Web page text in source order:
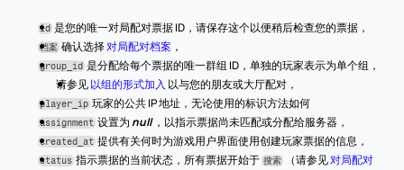
id 是您的唯一对局配对票据 ID，请保存这个以便稍后检查您的票据，
档案 确认选择 对局配对档案 ，
group_id 是分配给每个票据的唯一群组 ID，单独的玩家表示为单个组，
请参见 以组的形式加入 以与您的朋友或大厅配对，
player_ip 玩家的公共 IP 地址，无论使用的标识方法如何
assignment 设置为 null ，以指示票据尚未匹配或分配给服务器，
created_at 提供有关何时为游戏用户界面使用创建玩家票据的信息，
status 指示票据的当前状态，所有票据开始于 搜索 （请参见 对局配对